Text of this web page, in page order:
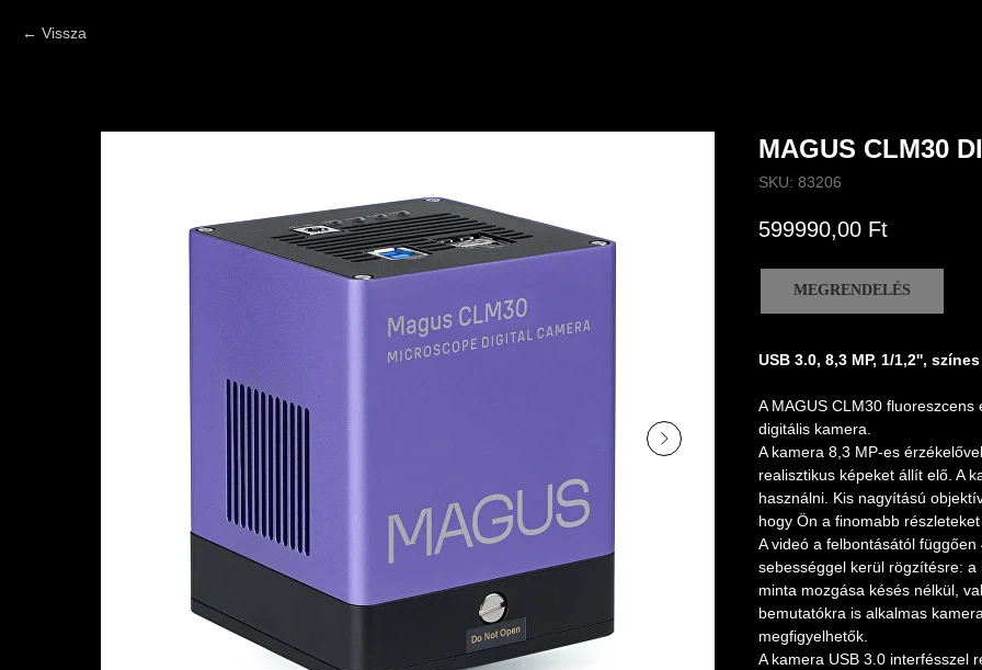
Vissza
MAGUS CLM30
SKU: 83206
599990,00 Ft
MEGRENDELÉS
USB 3.0, 8,3 MP, 1/1,2'', színes
A MAGUS CLM30
digitális kamera.
A kamera 8,3 MP-es
realisztikus képeket állít elő. A
használni. Kis nagyítású
hogy Ön a finomabb
A videó a felbontásától
sebességgel kerül rögzítésre:
minta mozgása késés nélkül,
bemutatókra is alkalmas
megfigyelhetők.
A kamera USB 3.0 interfésszel